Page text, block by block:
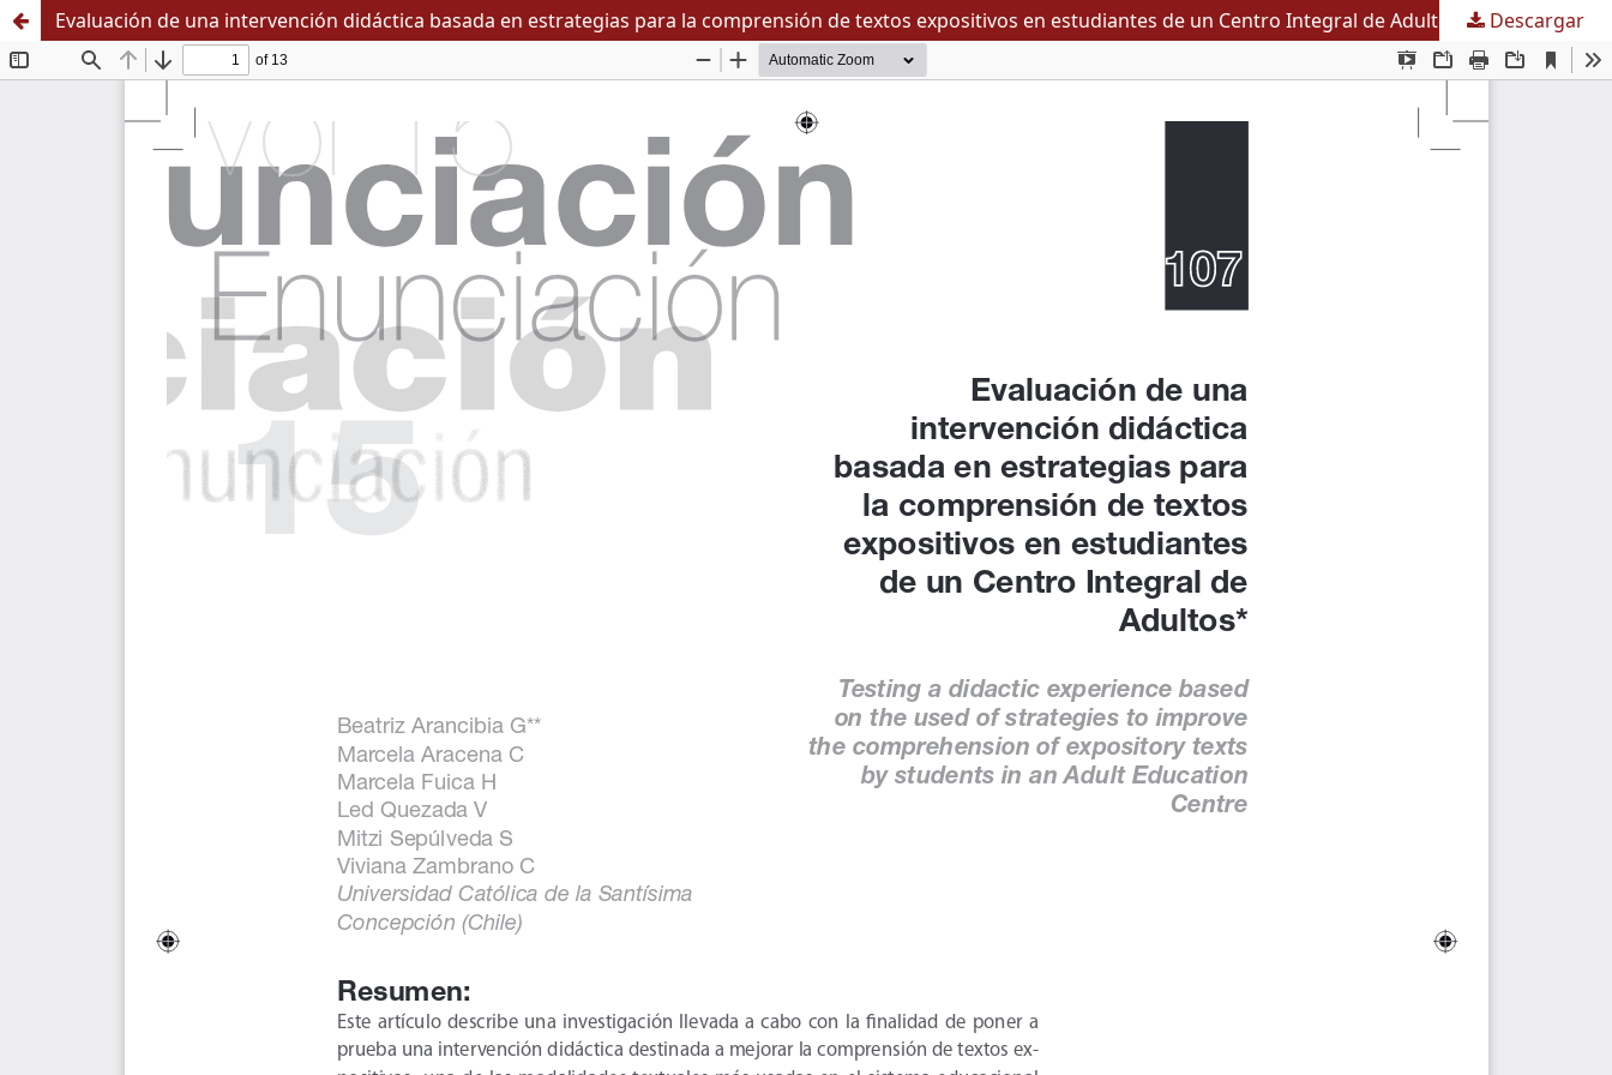
Evaluación de una intervención didáctica basada en estrategias para la comprensión de textos expositivos en estudiantes de un Centro Integral de Adultos Descargar